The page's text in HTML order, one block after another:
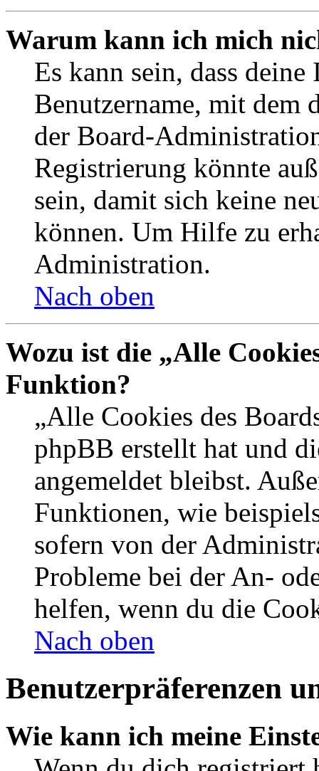
Warum kann ich mich
Es kann sein, dass
Benutzername, mit dem
der Board-
Registrierung könnte
sein, damit sich keine
können. Um Hilfe zu
Administration.
Nach oben
Wozu ist die „Alle
Funktion?
„Alle Cookies des
phpBB erstellt hat und
angemeldet bleibst.
Funktionen, wie
sofern von der
Probleme bei der An-
helfen, wenn du die
Nach oben
Benutzerpräferenzen
Wie kann ich meine